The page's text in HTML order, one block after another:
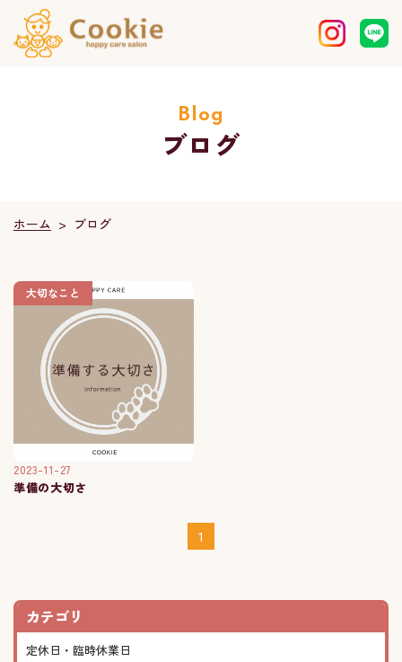
Blog
ブログ
ホーム > ブログ
大切なこと
2023-11-27
準備の大切さ
1
カテゴリ
定休日・臨時休業日